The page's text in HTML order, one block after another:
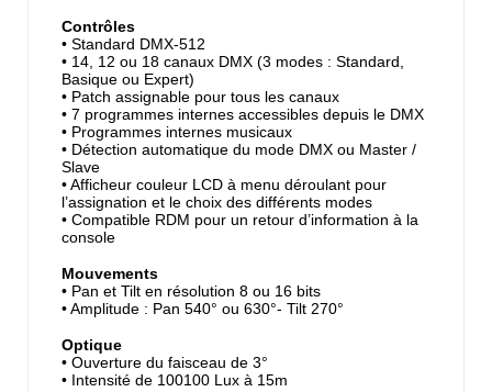
Contrôles
• Standard DMX-512
• 14, 12 ou 18 canaux DMX (3 modes : Standard,
Basique ou Expert)
• Patch assignable pour tous les canaux
• 7 programmes internes accessibles depuis le DMX
• Programmes internes musicaux
• Détection automatique du mode DMX ou Master /
Slave
• Afficheur couleur LCD à menu déroulant pour
l’assignation et le choix des différents modes
• Compatible RDM pour un retour d’information à la
console
Mouvements
• Pan et Tilt en résolution 8 ou 16 bits
• Amplitude : Pan 540° ou 630°- Tilt 270°
Optique
• Ouverture du faisceau de 3°
• Intensité de 100100 Lux à 15m